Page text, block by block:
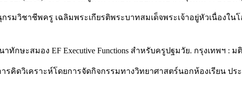
รมวิชาชีพครู เฉลิมพระเกียรติพระบาทสมเด็จพระเจ้าอยู่หัวเนื่อง
กษะสมอง EF Executive Functions สำหรับครูปฐมวัย. กรุงเทพฯ : ม
คิดวิเคราะห์โดยการจัดกิจกรรมทางวิทยาศาสตร์นอกห้องเรียน ป